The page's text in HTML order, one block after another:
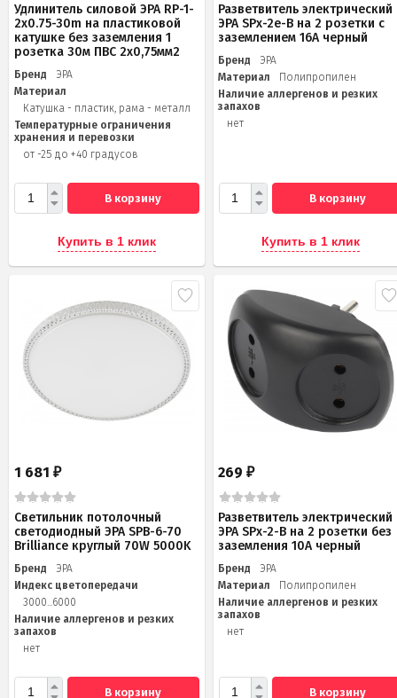
Удлинитель силовой ЭРА RP-1-
2x0.75-30m на пластиковой
катушке без заземления 1
розетка 30м ПВС 2х0,75мм2
Бренд
ЭРА
Материал
Катушка - пластик, рама - металл
Температурные ограничения
хранения и перевозки
от -25 до +40 градусов
В корзину
Купить в 1 клик
Разветвитель электрический
ЭРА SPx-2e-B на 2 розетки с
заземлением 16А черный
Бренд
ЭРА
Материал
Полипропилен
Наличие аллергенов и резких
запахов
нет
В корзину
Купить в 1 клик
1 681 ₽
Светильник потолочный
светодиодный ЭРА SPB-6-70
Brilliance круглый 70W 5000K
Бренд
ЭРА
Индекс цветопередачи
3000...6000
Наличие аллергенов и резких
запахов
нет
В корзину
269₽
Разветвитель электрический
ЭРА SPx-2-B на 2 розетки без
заземления 10А черный
Бренд
ЭРА
Материал
Полипропилен
Наличие аллергенов и резких
запахов
нет
В корзину